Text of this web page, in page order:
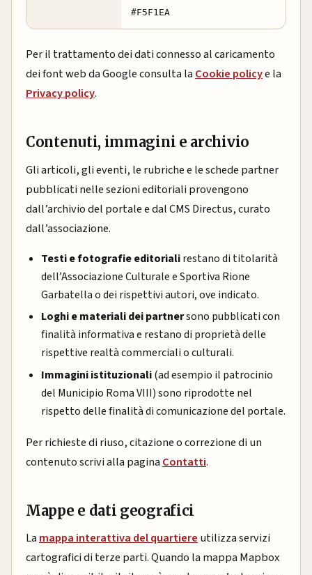
#F5F1EA
Per il trattamento dei dati connesso al caricamento
dei font web da Google consulta laCookie policye la
Privacy policy.
Contenuti, immagini e archivio
Gli articoli, gli eventi, le rubriche e le schede partner
pubblicati nelle sezioni editoriali provengono
dall’archivio del portale e dal CMS Directus, curato
dall’associazione.
Testi e fotografie editorialirestano di titolarità
dell’Associazione Culturale e Sportiva Rione
Garbatella o dei rispettivi autori, ove indicato.
Loghi e materiali dei partnersono pubblicati con
finalità informativa e restano di proprietà delle
rispettive realtà commerciali o culturali.
Immagini istituzionali(ad esempio il patrocinio
del Municipio Roma VIII) sono riprodotte nel
rispetto delle finalità di comunicazione del portale.
Per richieste di riuso, citazione o correzione di un
contenuto scrivi alla pagina Contatti.
Mappe e dati geografici
Lamappa interattiva del quartiereutilizza servizi
cartografici di terze parti. Quando la mappa Mapbox